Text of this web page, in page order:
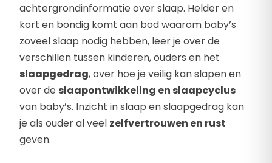
achtergrondinformatie over slaap. Helder en
kort en bondig komt aan bod waarom baby’s
zoveel slaap nodig hebben, leer je over de
verschillen tussen kinderen, ouders en het
slaapgedrag, over hoe je veilig kan slapen en
over de slaapontwikkeling en slaapcyclus
van baby’s. Inzicht in slaap en slaapgedrag kan
je als ouder al veel zelfvertrouwen en rust
geven.